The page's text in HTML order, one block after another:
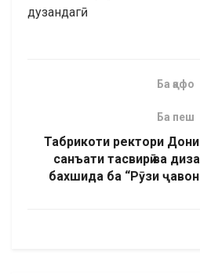
дузандагӣ
Ба қафо
Ба пеш
Табрикоти ректори
санъати тасвирӣ ва
бахшида ба “Рӯзи